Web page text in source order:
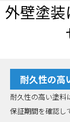
外壁塗
耐久性の高
耐久性の高い塗料
保証期間を確認し